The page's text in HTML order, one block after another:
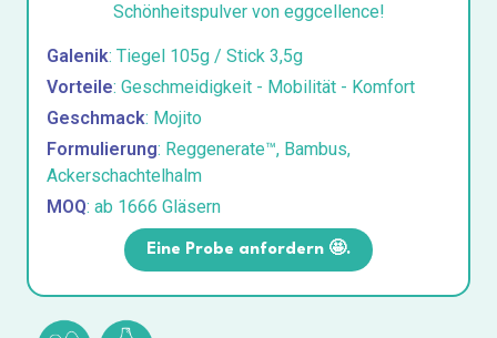
Schönheitspulver von eggcellence!
Galenik: Tiegel 105g / Stick 3,5g
Vorteile: Geschmeidigkeit - Mobilität - Komfort
Geschmack: Mojito
Formulierung: Reggenerate™, Bambus,
Ackerschachtelhalm
MOQ: ab 1666 Gläsern
Eine Probe anfordern 🤩.